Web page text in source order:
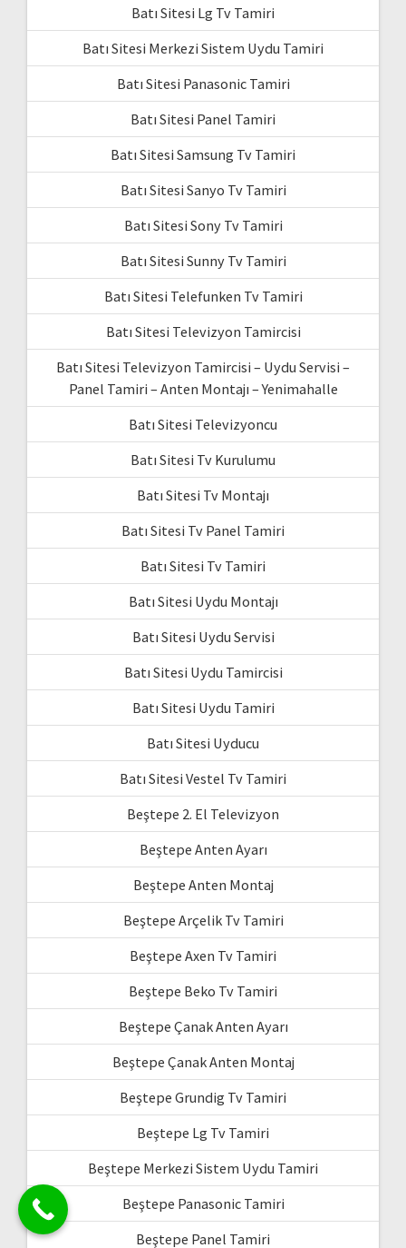
Batı Sitesi Lg Tv Tamiri
Batı Sitesi Merkezi Sistem Uydu Tamiri
Batı Sitesi Panasonic Tamiri
Batı Sitesi Panel Tamiri
Batı Sitesi Samsung Tv Tamiri
Batı Sitesi Sanyo Tv Tamiri
Batı Sitesi Sony Tv Tamiri
Batı Sitesi Sunny Tv Tamiri
Batı Sitesi Telefunken Tv Tamiri
Batı Sitesi Televizyon Tamircisi
Batı Sitesi Televizyon Tamircisi – Uydu Servisi –
Panel Tamiri – Anten Montajı – Yenimahalle
Batı Sitesi Televizyoncu
Batı Sitesi Tv Kurulumu
Batı Sitesi Tv Montajı
Batı Sitesi Tv Panel Tamiri
Batı Sitesi Tv Tamiri
Batı Sitesi Uydu Montajı
Batı Sitesi Uydu Servisi
Batı Sitesi Uydu Tamircisi
Batı Sitesi Uydu Tamiri
Batı Sitesi Uyducu
Batı Sitesi Vestel Tv Tamiri
Beştepe 2. El Televizyon
Beştepe Anten Ayarı
Beştepe Anten Montaj
Beştepe Arçelik Tv Tamiri
Beştepe Axen Tv Tamiri
Beştepe Beko Tv Tamiri
Beştepe Çanak Anten Ayarı
Beştepe Çanak Anten Montaj
Beştepe Grundig Tv Tamiri
Beştepe Lg Tv Tamiri
Beştepe Merkezi Sistem Uydu Tamiri
Beştepe Panasonic Tamiri
Beştepe Panel Tamiri